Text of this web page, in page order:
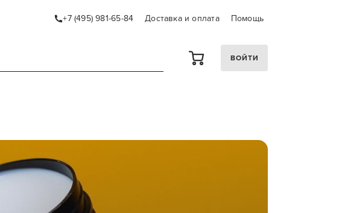
+7 (495) 981-65-84 Доставка и оплата Помощь
ВОЙТИ